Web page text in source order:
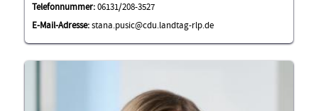
Telefonnummer:06131/208-3527
E-Mail-Adresse:stana.pusic@cdu.landtag-rlp.de